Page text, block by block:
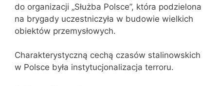
do organizacji „Służba Polsce”, która podzielona
na brygady uczestniczyła w budowie wielkich
obiektów przemysłowych.
Charakterystyczną cechą czasów stalinowskich
w Polsce była instytucjonalizacja terroru.